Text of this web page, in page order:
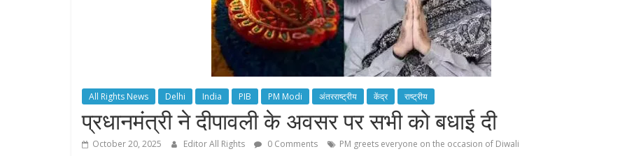
All Rights News Delhi India PIB PM Modi अंतरराष्ट्रीय केंद्र राष्ट्रीय
प्रधानमंत्री ने दीपावली के अवसर पर सभी को बधाई दी
October 20, 2025 Editor All Rights 0 Comments PM greets everyone on the occasion of Diwali